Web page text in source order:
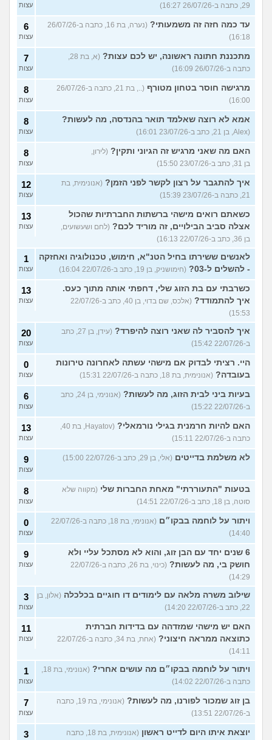
29, כתבה ב-26/07/26 16:27) עצות
עד כמה חזה זה משמעותי?
(נערה, בת 16, כתבה ב-26/07/26
16:18)
6
עצות
מתכננת חתונה ראשונה, יש לכם עצות?
(א, בת 28,
כתבה ב-26/07/26 16:09)
7
עצות
מרגישה חוסר בטחון מטורף
(.., בת 21, כתבה ב-26/07/26
16:00)
8
עצות
אמא לא רוצה שאלמד תואר בהנדסה, מה לעשות?
(Alex, בן 21, כתב ב-23/07/26 16:01)
8
עצות
האם מה שאני מרגיש זה הגיוני ותקין? (לירון,
בן 31, כתב ב-23/07/26 15:50)
8
עצות
איך להתגבר על רצון לקשר לפני הזמן? (אנונימית, בת
21, כתבה ב-23/07/26 15:39)
12
עצות
כשאתם רואים מישהי ברשתות החברתיות שהכול
אצלה סביב הבילויים, זה מוריד לכם? (לחם ושעשועים,
בן 36, כתב ב-22/07/26 16:13)
13
עצות
לאנשים ששירתו בחיל הטנ"א, חימוש, טכנולוגיה ואחזקה
- להשלים ל-03?
(חימושניק, בן 19, כתב ב-22/07/26 16:04)
1
עצות
כשרבתי עם בת הזוג שלי, דחפתי אותה מתוך כעס.
איך להתמודד?
(אלכס, שם בדוי, בן 40, כתב ב-22/07/26
15:53)
13
עצות
איך להסביר לה שאני רוצה להיפרד?
(עידן, בן 27, כתב
ב-22/07/26 15:42)
20
עצות
היי. רציתי לבדוק אם מישהי עשתה לאחרונה טירונות
בעובדה? (אנונימית, בת 18, כתבה ב-22/07/26 15:31)
0
עצות
בעיות ביני לבית הזוג, מה לעשות?
(אנונימי, בן 24, כתב
ב-22/07/26 15:22)
6
עצות
האם להיות חרמנית בגילי נורמאלי?
(Hayatov, בת 40,
כתבה ב-22/07/26 15:11)
13
עצות
לא משלמת בדייטים (אלי, בן 29, כתב ב-22/07/26 15:00) 9
עצות
בטעות "התעוררתי" מאחת החברות שלי (מקווה שלא
סוטה, בן 18, כתב ב-22/07/26 14:51)
8
עצות
ויתור על לוחמה בבקו״ם
(אנונימי, בת 18, כתבה ב-22/07/26
14:40)
0
עצות
6 שנים יחד עם הבן זוג, והוא לא מסתכל עליי ולא
חושק בי, מה לעשות?
(כינוי, בת 26, כתבה ב-22/07/26
14:29)
9
עצות
שילוב משרה מלאה עם לימודים דו חוגיים בכלכלה (אלון, בן
22, כתב ב-22/07/26 14:20)
3
עצות
האם יש מישהי שמזדהה עם בדידות חברתית
כתוצאה ממראה חיצוני?
(אחת, בת 34, כתבה ב-22/07/26
14:11)
11
עצות
ויתור על לוחמה בבקו״ם מה עושים אחרי?
(אנונימי, בת 18,
כתבה ב-22/07/26 14:02)
1
עצות
בן זוג שמכור לפורנו, מה לעשות?
(אנונימי, בת 19, כתבה
ב-22/07/26 13:51)
7
עצות
יוצאת איתו היום לדייט ראשון
(אנונימית, בת 18, כתבה
3